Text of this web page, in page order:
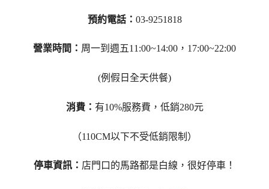
預約電話： 03-9251818
營業時間： 周一到週五11:00~14:00，17:00~22:00
(例假日全天供餐)
消費： 有10%服務費，低銷280元
（110CM以下不受低銷限制）
停車資訊： 店門口的馬路都是白線，很好停車！